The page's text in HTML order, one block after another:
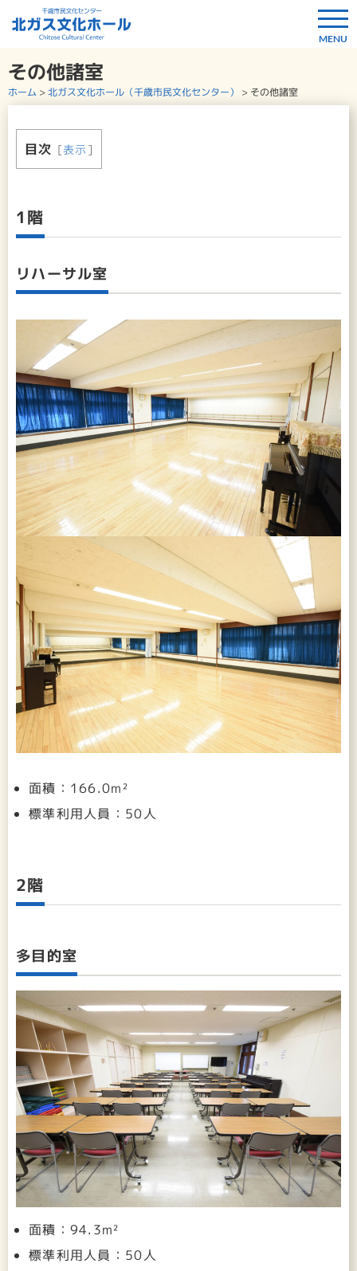
その他諸室
ホーム >北ガス文化ホール（千歳市民文化センター） > その他諸室
目次 [表示 ]
1階
リハーサル室
面積：166.0m²
標準利用人員：50人
2階
多目的室
面積：94.3m²
標準利用人員：50人